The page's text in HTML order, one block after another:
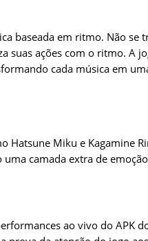
baseada em ritmo. Não se
suas ações com o ritmo. A
cada música em
Hatsune Miku e Kagamine
camada extra de
ao vivo do APK